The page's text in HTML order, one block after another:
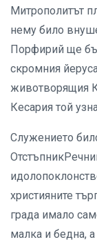
Митрополитът
нему било
Порфирий ще
скромния
животворящия
Кесария той
Служението
християните
града имало
малка и бедна,